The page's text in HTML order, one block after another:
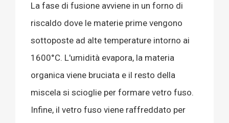
La fase di fusione avviene in un forno di
riscaldo dove le materie prime vengono
sottoposte ad alte temperature intorno ai
1600°C. L'umidità evapora, la materia
organica viene bruciata e il resto della
miscela si scioglie per formare vetro fuso.
Infine, il vetro fuso viene raffreddato per